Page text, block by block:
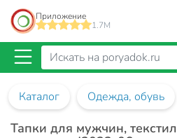
Приложение
1.7M
Каталог Одежда, обувь
Тапки для мужчин,